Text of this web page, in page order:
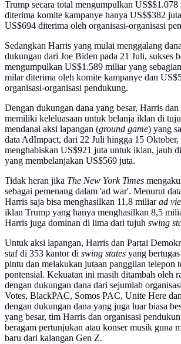
Trump secara total mengumpulkan
diterima komite kampanye hanya US$$382
US$694 diterima oleh organisasi-organisasi
Sedangkan Harris yang mulai menggalang
dukungan dari Joe Biden pada 21 Juli, sukses
mengumpulkan US$1.589 miliar yang
milar diterima oleh komite kampanye dan
organisasi-organisasi pendukung.
Dengan dukungan dana yang besar, Harris
memiliki keleluasaan untuk belanja iklan di
mendanai aksi lapangan (ground game) yang
data AdImpact, dari 22 Juli hingga 15
menghabiskan US$921 juta untuk iklan, jauh
yang membelanjakan US$569 juta.
Tidak heran jika The New York Times
sebagai pemenang dalam 'ad war'. Menurut
Harris saja bisa menghasilkan 11,8 miliarad
iklan Trump yang hanya menghasilkan 8,5
Harris juga dominan di lima dari tujuh swing
Untuk aksi lapangan, Harris dan Partai
staf di 353 kantor di swing states yang
pintu dan melakukan jutaan panggilan telepon
pontensial. Kekuatan ini masih ditambah oleh
dengan dukungan dana dari sejumlah
Votes, BlackPAC, Somos PAC, Unite Here
dengan dukungan dana yang juga luar biasa
yang besar, tim Harris dan organisasi
beragam pertunjukan atau konser musik guna
baru dari kalangan Gen Z.